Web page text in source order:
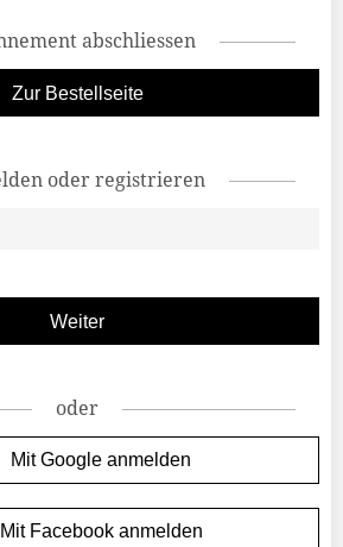
abschliessen
Zur Bestellseite
oder registrieren
oder
Mit Google anmelden
Mit Facebook anmelden